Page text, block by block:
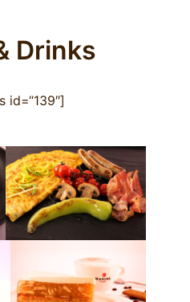
Drinks
id=“139″]